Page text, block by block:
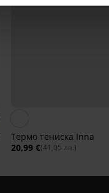
Термо тениска Inna
20,99 €(41,05 лв.)